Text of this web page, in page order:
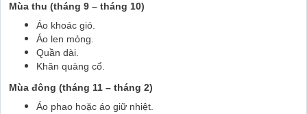
Mùa thu (tháng 9 – tháng 10)
Áo khoác gió.
Áo len mỏng.
Quần dài.
Khăn quàng cổ.
Mùa đông (tháng 11 – tháng 2)
Áo phao hoặc áo giữ nhiệt.